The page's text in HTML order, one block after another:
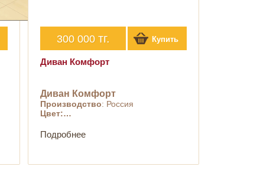
300 000 тг. Купить
Диван Комфорт
Диван Комфорт
Производство: Россия
Цвет:…
Подробнее